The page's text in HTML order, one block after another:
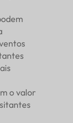
o valor